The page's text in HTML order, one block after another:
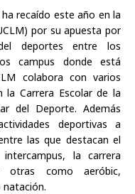
recaído este año en la
por su apuesta por
deportes entre los
campus donde está
colabora con varios
la Carrera Escolar de la
del Deporte. Además
deportivas a
las que destacan el
la carrera
otras como aeróbic,
natación.